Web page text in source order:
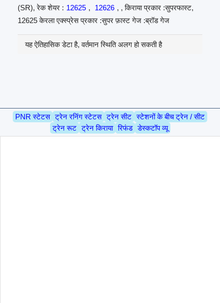
(SR), रेक शेयर : 12625 , 12626 , , किराया प्रकार :सुपरफास्ट,
12625 केरला एक्स्प्रेस प्रकार :सुपर फ़ास्ट गेज :ब्रॉड गेज
यह ऐतिहासिक डेटा है, वर्तमान स्थिति अलग हो सकती है
PNR स्टेटस ट्रेन रनिंग स्टेटस ट्रेन सीट स्टेशनों के बीच ट्रेन / सीट
ट्रेन रूट ट्रेन किराया रिफंड डेस्कटॉप व्यू